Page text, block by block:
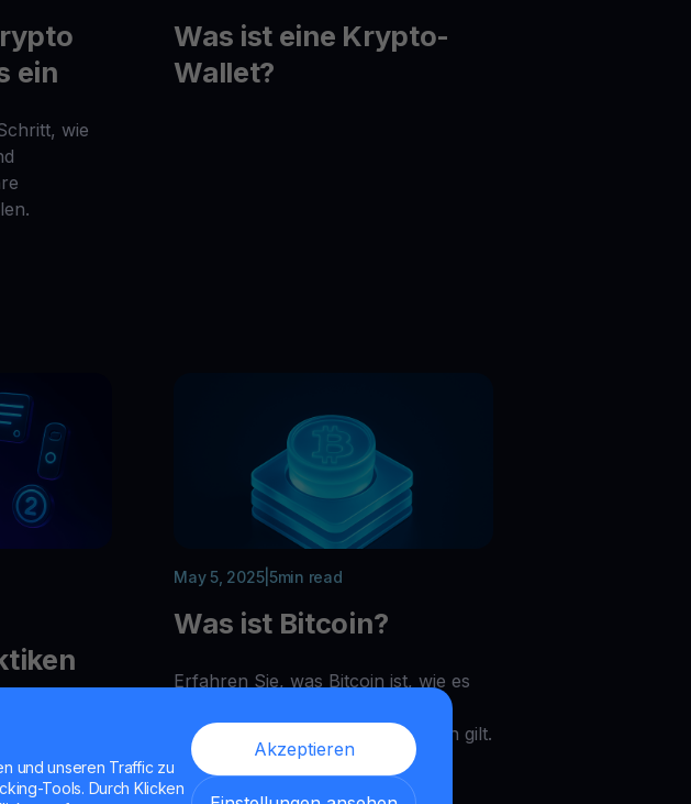
und unseren Traffic zu
Tools. Durch Klicken
Akzeptieren
ein
wie
Was ist eine Krypto-
Wallet?
vor
May 5, 2025| 5min read
Was ist Bitcoin?
Erfahren Sie, was Bitcoin ist, wie es
Fundament der Krypto-Revolution gilt.
Lernen Sie seine Geschichte,
Eigenschaften und Bedeutung im